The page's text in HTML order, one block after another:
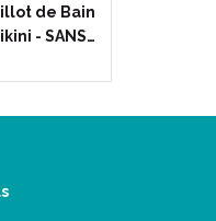
de Bain
- SANS…